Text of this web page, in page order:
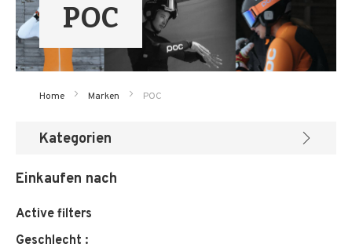
POC
Home Marken POC
Kategorien
Einkaufen nach
Active filters
Geschlecht